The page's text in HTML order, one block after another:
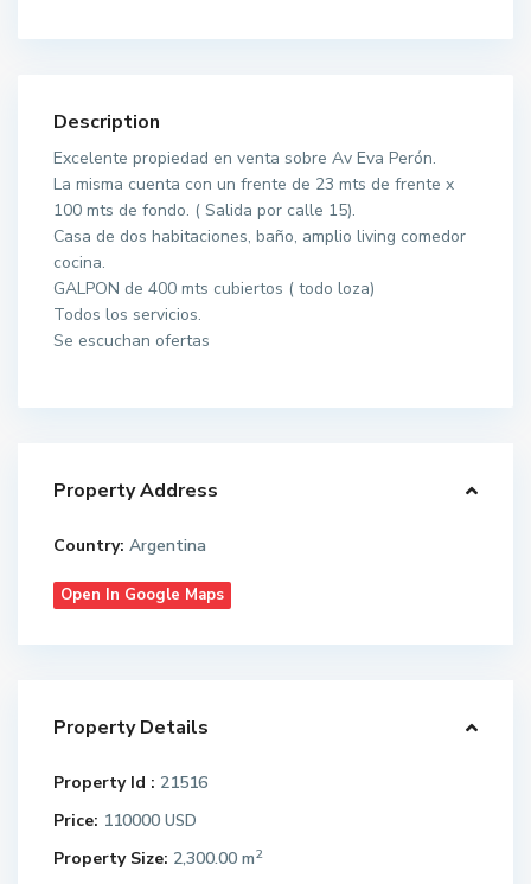
Description
Excelente propiedad en venta sobre Av Eva Perón.
La misma cuenta con un frente de 23 mts de frente x
100 mts de fondo. ( Salida por calle 15).
Casa de dos habitaciones, baño, amplio living comedor
cocina.
GALPON de 400 mts cubiertos ( todo loza)
Todos los servicios.
Se escuchan ofertas
Property Address
Country: Argentina
Open In Google Maps
Property Details
Property Id : 21516
Price: 110000 USD
Property Size: 2,300.00 m2